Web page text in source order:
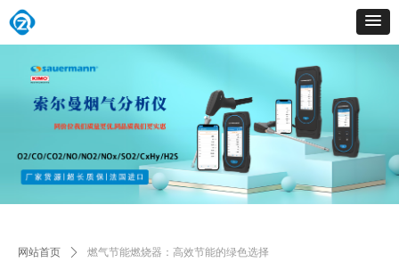
网站首页 ꄲ 燃气节能燃烧器：高效节能的绿色选择